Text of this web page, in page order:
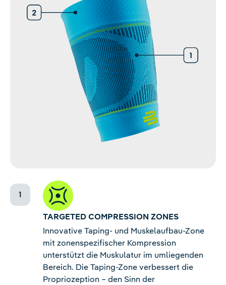
TARGETED COMPRESSION ZONES
Innovative Taping- und Muskelaufbau-Zone
mit zonenspezifischer Kompression
unterstützt die Muskulatur im umliegenden
Bereich. Die Taping-Zone verbessert die
Propriozeption – den Sinn der